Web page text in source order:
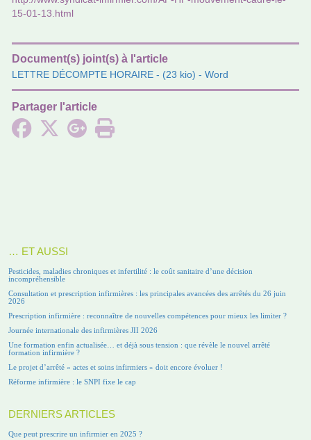
15-01-13.html
Document(s) joint(s) à l'article
LETTRE DÉCOMPTE HORAIRE - (23 kio) - Word
Partager l'article
… ET AUSSI
Pesticides, maladies chroniques et infertilité : le coût sanitaire d’une décision
incompréhensible
Consultation et prescription infirmières : les principales avancées des arrêtés du 26 juin
2026
Prescription infirmière : reconnaître de nouvelles compétences pour mieux les limiter ?
Journée internationale des infirmières JII 2026
Une formation enfin actualisée… et déjà sous tension : que révèle le nouvel arrêté
formation infirmière ?
Le projet d’arrêté « actes et soins infirmiers » doit encore évoluer !
Réforme infirmière : le SNPI fixe le cap
DERNIERS ARTICLES
Que peut prescrire un infirmier en 2025 ?